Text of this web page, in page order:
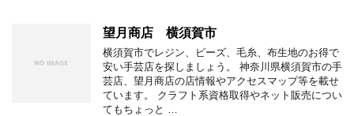
望月商店 横須賀市
横須賀市でレジン、ビーズ、毛糸、布生地のお得で
安い手芸店を探しましょう。 神奈川県横須賀市の手
芸店、望月商店の店情報やアクセスマップ等を載せ
ています。 クラフト系資格取得やネット販売につい
てもちょっと …